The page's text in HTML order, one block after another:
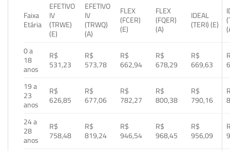
Faixa
Etária
EFETIVO
IV
(TRWE)
(E)
EFETIVO
IV
(TRWQ)
(A)
FLEX
(FCER)
(E)
FLEX
(FQER)
(A)
IDEAL
(TERI) (E)
0 a
18
anos
R$
531,23
R$
573,78
R$
662,94
R$
678,29
R$
669,63
19 a
23
anos
R$
626,85
R$
677,06
R$
782,27
R$
800,38
R$
790,16
24 a
28
anos
R$
758,48
R$
819,24
R$
946,54
R$
968,45
R$
956,09